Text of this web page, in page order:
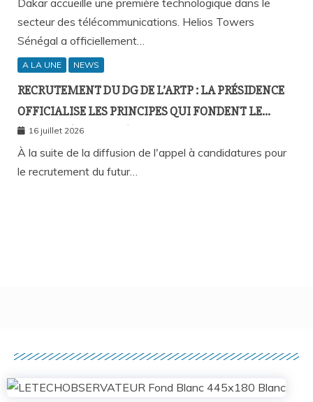
MOBILE À L’INTÉRIEUR DES BÂTIMENTS
Dakar accueille une première technologique dans le
secteur des télécommunications. Helios Towers
Sénégal a officiellement…
A LA UNE NEWS
RECRUTEMENT DU DG DE L’ARTP : LA PRÉSIDENCE
OFFICIALISE LES PRINCIPES QUI FONDENT LE
RECOURS À L’APPEL À CANDIDATURES
16 juillet 2026
À la suite de la diffusion de l'appel à candidatures pour
le recrutement du futur…